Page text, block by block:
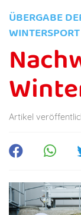
ÜBERGABE
Artikel